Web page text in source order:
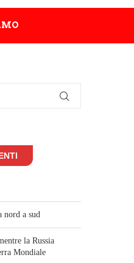
nord a sud
la Russia
Mondiale